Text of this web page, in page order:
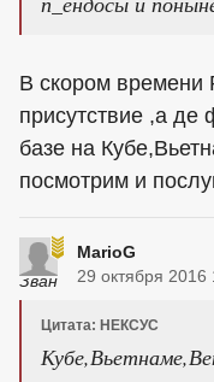
В скором времени
присутствие ,а де
базе на
посмотрим и
MarioG
29 октября 2016
Цитата: НЕКСУС